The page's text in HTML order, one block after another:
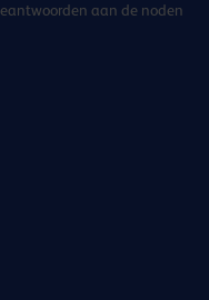
aan de noden